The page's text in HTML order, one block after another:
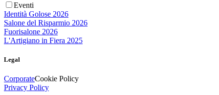
Eventi
Identità Golose 2026
Salone del Risparmio 2026
Fuorisalone 2026
L'Artigiano in Fiera 2025
Legal
CorporateCookie Policy
Privacy Policy